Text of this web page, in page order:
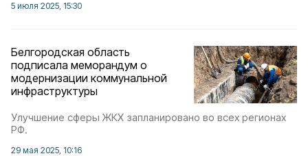
5 июля 2025, 15:30
Белгородская область
подписала меморандум о
модернизации коммунальной
инфраструктуры
Улучшение сферы ЖКХ запланировано во всех регионах
РФ.
29 мая 2025, 10:16